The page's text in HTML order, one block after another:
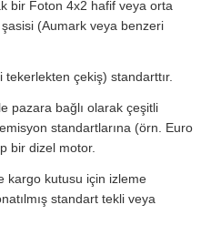
bir Foton 4x2 hafif veya orta
(Aumark veya benzeri
tekerlekten çekiş) standarttır.
pazara bağlı olarak çeşitli
standartlarına (örn. Euro
bir dizel motor.
kargo kutusu için izleme
standart tekli veya